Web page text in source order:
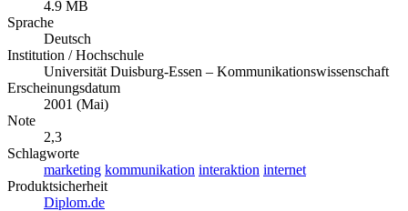
4.9 MB
Sprache
Deutsch
Institution / Hochschule
Universität Duisburg-Essen – Kommunikationswissenschaft
Erscheinungsdatum
2001 (Mai)
Note
2,3
Schlagworte
marketing kommunikation interaktion internet
Produktsicherheit
Diplom.de